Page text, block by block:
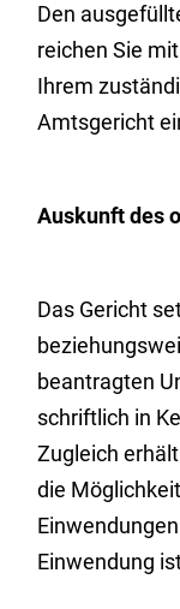
Den
reichen Sie
Ihrem
Amtsgericht
Auskunft des
Das Gericht
beantragten
schriftlich in
Zugleich
die
Einwendung